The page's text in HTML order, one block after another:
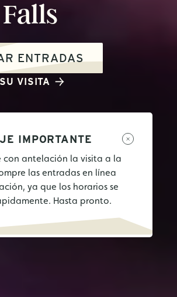
Falls
ENTRADAS
VISITA
IMPORTANTE
con antelación la visita a la
las entradas en línea
ya que los horarios se
Hasta pronto.